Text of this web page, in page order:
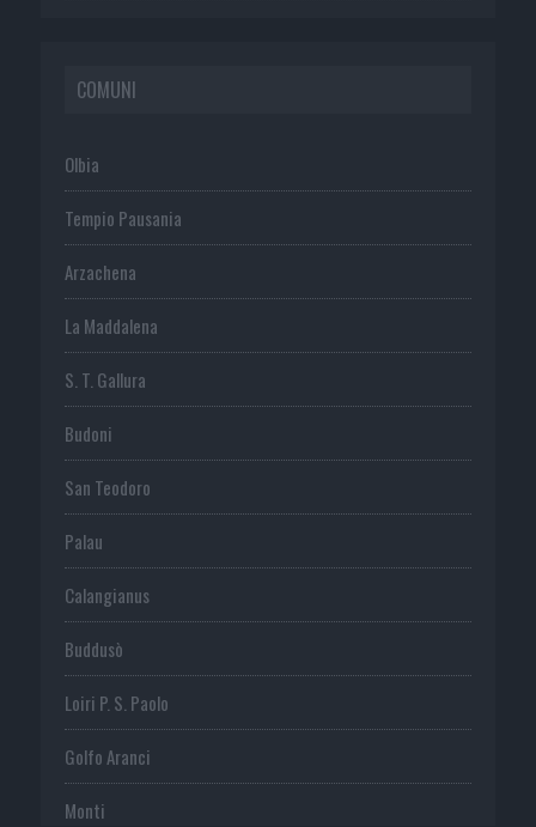
COMUNI
Olbia
Tempio Pausania
Arzachena
La Maddalena
S. T. Gallura
Budoni
San Teodoro
Palau
Calangianus
Buddusò
Loiri P. S. Paolo
Golfo Aranci
Monti